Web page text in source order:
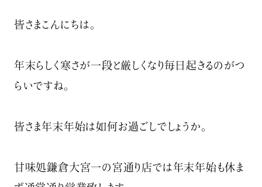
皆さまこんにちは。
年末らしく寒さが一段と厳しくなり毎日起きるのがつ
らいですね。
皆さま年末年始は如何お過ごしでしょうか。
甘味処鎌倉大宮一の宮通り店では年末年始も休ま